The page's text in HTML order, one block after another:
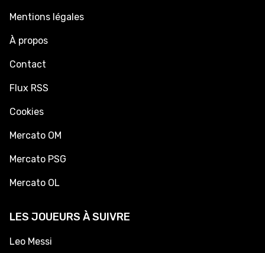
Mentions légales
À propos
Contact
Flux RSS
Cookies
Mercato OM
Mercato PSG
Mercato OL
LES JOUEURS À SUIVRE
Leo Messi